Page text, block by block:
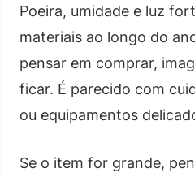
Poeira, umidade e luz
materiais ao longo do
pensar em comprar,
ficar. É parecido com
ou equipamentos
Se o item for grande,